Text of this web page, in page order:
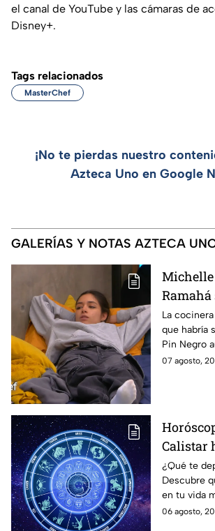
el canal de YouTube y las cámaras de
Disney+.
Tags relacionados
MasterChef
¡No te pierdas nuestro
Azteca Uno en Google
GALERÍAS Y NOTAS AZTECA
Michelle
Ramahá
Negro a
de las
La
que habría
Pin Negro
hubiera
07 agosto,
Calistar
agosto;
podrían
solteros
lo que
¿Qué te
Descubre
en tu vida
horóscopos
06 agosto,